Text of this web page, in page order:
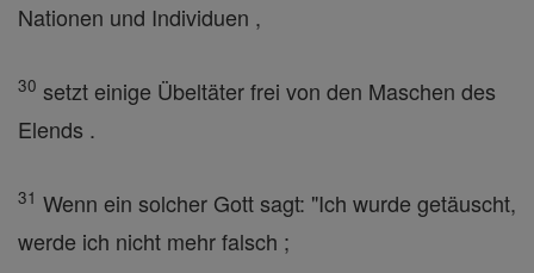
Nationen und Individuen ,
30 setzt einige Übeltäter frei von den Maschen des
Elends .
31 Wenn ein solcher Gott sagt: "Ich wurde getäuscht,
werde ich nicht mehr falsch ;